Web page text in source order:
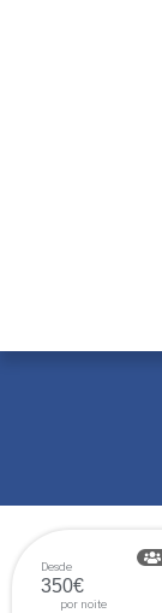
Desde
350€
por noite